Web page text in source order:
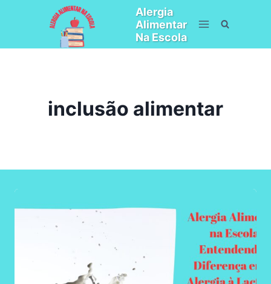
Alergia
Alimentar
Na Escola
inclusão alimentar